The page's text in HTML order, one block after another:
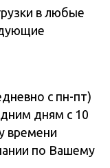
в любые
с пн-пт)
дням с 10
времени
по Вашему